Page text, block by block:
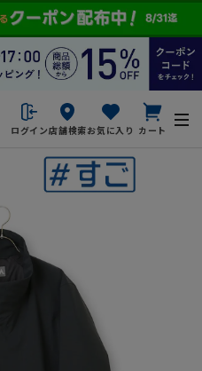
ログイン店舗検索お気に入り カート